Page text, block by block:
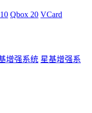
Qbox 20 VCard
增强系统 星基增强系